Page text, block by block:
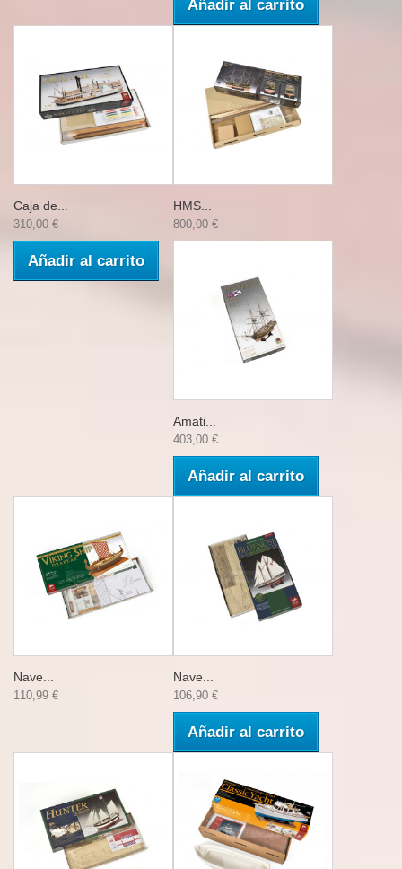
Añadir al carrito
Caja de...
310,00 €
Añadir al carrito
HMS...
800,00 €
Amati...
403,00 €
Añadir al carrito
Nave...
110,99 €
Nave...
106,90 €
Añadir al carrito